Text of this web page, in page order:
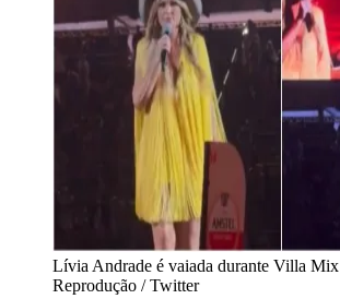
Lívia Andrade é vaiada durante Villa Mix
Reprodução / Twitter